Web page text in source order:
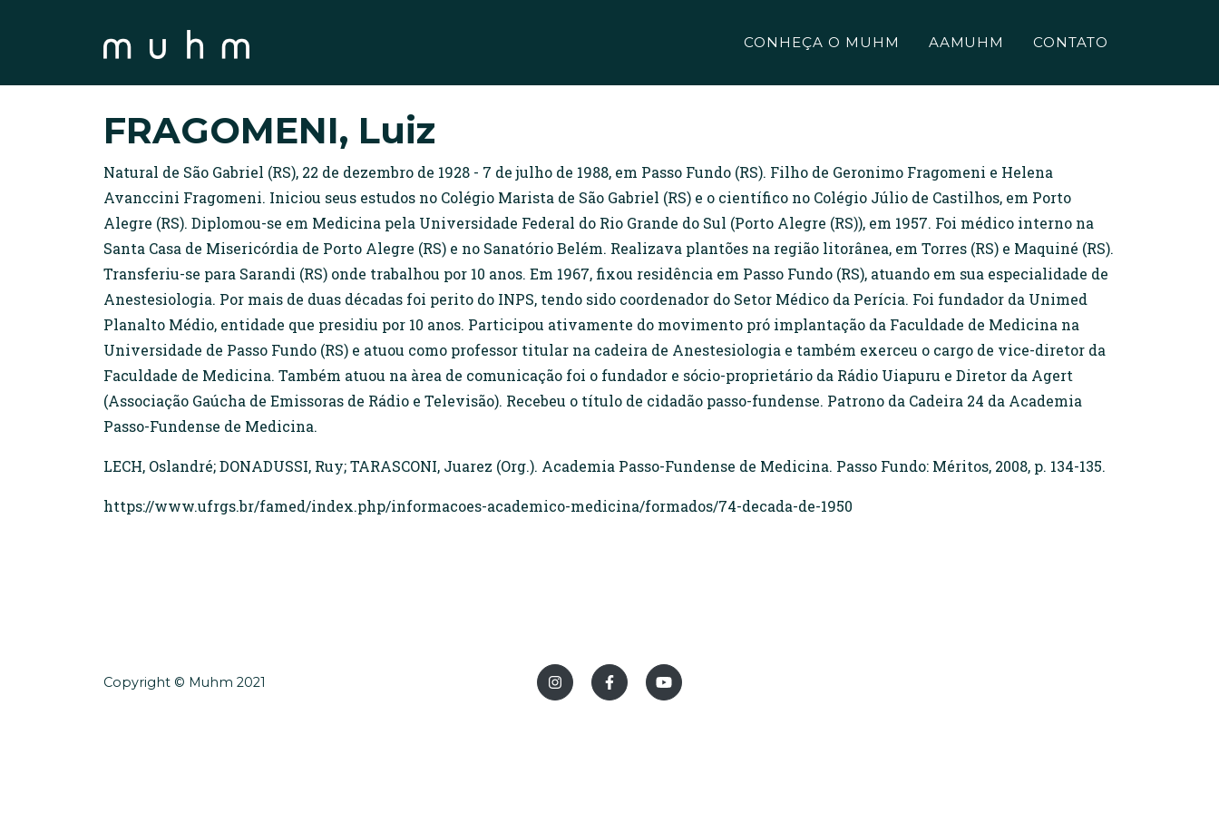
CONHEÇA O MUHM AAMUHM CONTATO
FRAGOMENI, Luiz
Natural de São Gabriel (RS), 22 de dezembro de 1928 - 7 de julho de 1988, em Passo Fundo (RS). Filho de Geronimo Fragomeni e Helena
Avanccini Fragomeni. Iniciou seus estudos no Colégio Marista de São Gabriel (RS) e o científico no Colégio Júlio de Castilhos, em Porto
Alegre (RS). Diplomou-se em Medicina pela Universidade Federal do Rio Grande do Sul (Porto Alegre (RS)), em 1957. Foi médico interno na
Santa Casa de Misericórdia de Porto Alegre (RS) e no Sanatório Belém. Realizava plantões na região litorânea, em Torres (RS) e Maquiné (RS).
Transferiu-se para Sarandi (RS) onde trabalhou por 10 anos. Em 1967, fixou residência em Passo Fundo (RS), atuando em sua especialidade de
Anestesiologia. Por mais de duas décadas foi perito do INPS, tendo sido coordenador do Setor Médico da Perícia. Foi fundador da Unimed
Planalto Médio, entidade que presidiu por 10 anos. Participou ativamente do movimento pró implantação da Faculdade de Medicina na
Universidade de Passo Fundo (RS) e atuou como professor titular na cadeira de Anestesiologia e também exerceu o cargo de vice-diretor da
Faculdade de Medicina. Também atuou na àrea de comunicação foi o fundador e sócio-proprietário da Rádio Uiapuru e Diretor da Agert
(Associação Gaúcha de Emissoras de Rádio e Televisão). Recebeu o título de cidadão passo-fundense. Patrono da Cadeira 24 da Academia
Passo-Fundense de Medicina.
LECH, Oslandré; DONADUSSI, Ruy; TARASCONI, Juarez (Org.). Academia Passo-Fundense de Medicina. Passo Fundo: Méritos, 2008, p. 134-135.
https://www.ufrgs.br/famed/index.php/informacoes-academico-medicina/formados/74-decada-de-1950
Copyright © Muhm 2021